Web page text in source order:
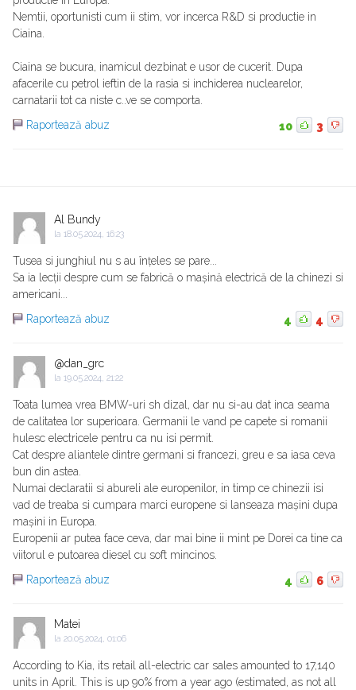
Nemtii, oportunisti cum ii stim, vor incerca R&D si productie in
Ciaina.
Ciaina se bucura, inamicul dezbinat e usor de cucerit. Dupa
afacerile cu petrol ieftin de la rasia si inchiderea nuclearelor,
carnatarii tot ca niste c..ve se comporta.
Raportează abuz
10 3
Al Bundy
la 18.05.2024, 16:23
Tusea si junghiul nu s au înțeles se pare...
Sa ia lecții despre cum se fabrică o mașină electrică de la chinezi si
americani...
Raportează abuz
4 4
@dan_grc
la 19.05.2024, 21:22
Toata lumea vrea BMW-uri sh dizal, dar nu si-au dat inca seama
de calitatea lor superioara. Germanii le vand pe capete si romanii
hulesc electricele pentru ca nu isi permit.
Cat despre aliantele dintre germani si francezi, greu e sa iasa ceva
bun din astea.
Numai declaratii si abureli ale europenilor, in timp ce chinezii isi
vad de treaba si cumpara marci europene si lanseaza mașini dupa
mașini in Europa.
Europenii ar putea face ceva, dar mai bine ii mint pe Dorei ca tine ca
viitorul e putoarea diesel cu soft mincinos.
Raportează abuz
4 6
Matei
la 20.05.2024, 01:06
According to Kia, its retail all-electric car sales amounted to 17,140
units in April. This is up 90% from a year ago (estimated, as not all